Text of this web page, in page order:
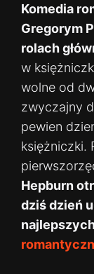
Komedia
Gregorym
rolach
w
wolne od
zwyczajny
pewien
księżniczki.
Hepburn
dziś dzień